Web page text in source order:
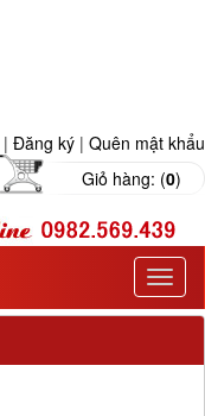
| Đăng ký | Quên mật khẩu
Giỏ hàng: (0)
T
o